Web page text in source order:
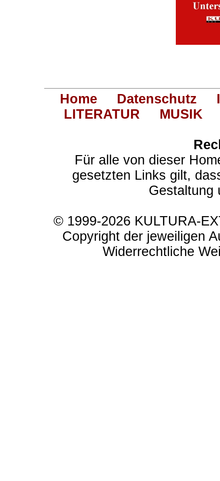
Home Datenschutz
LITERATUR
MUSIK
Für alle von dieser
gesetzten Links gilt,
Gestaltung
© 1999-2026 KULTURA-
Copyright der jeweiligen
Widerrechtliche